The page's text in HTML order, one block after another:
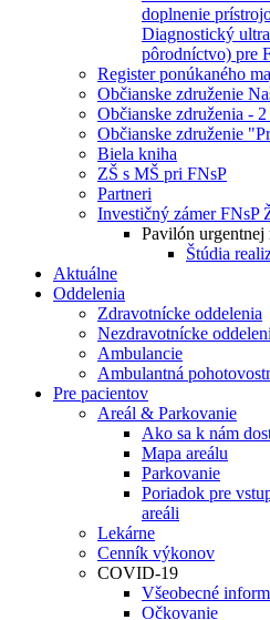
doplnenie
Diagnostický
pôrodníctvo) pre
Register ponúkaného
Občianske združenie
Občianske združenia -
Občianske združenie
Biela kniha
ZŠ s MŠ pri FNsP
Partneri
Investičný zámer FNsP
Pavilón urgentnej
Štúdia
Aktuálne
Oddelenia
Zdravotnícke oddelenia
Nezdravotnícke
Ambulancie
Ambulantná
Pre pacientov
Areál & Parkovanie
Ako sa k nám
Mapa areálu
Parkovanie
Poriadok pre
areáli
Lekárne
Cenník výkonov
COVID-19
Všeobecné
Očkovanie